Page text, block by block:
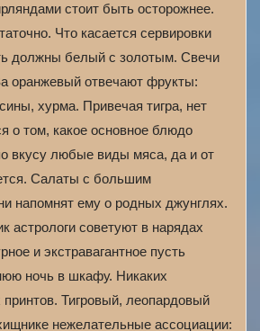
стоит быть осторожнее.
Что касается сервировки
должны белый с золотым. Свечи
оранжевый отвечают фрукты:
хурма. Привечая тигра, нет
о том, какое основное блюдо
вкусу любые виды мяса, да и от
Салаты с большим
напомнят ему о родных джунглях.
астрологи советуют в нарядах
и экстравагантное пусть
ночь в шкафу. Никаких
принтов. Тигровый, леопардовый
нежелательные ассоциации: